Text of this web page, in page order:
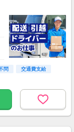
問
交通費支給